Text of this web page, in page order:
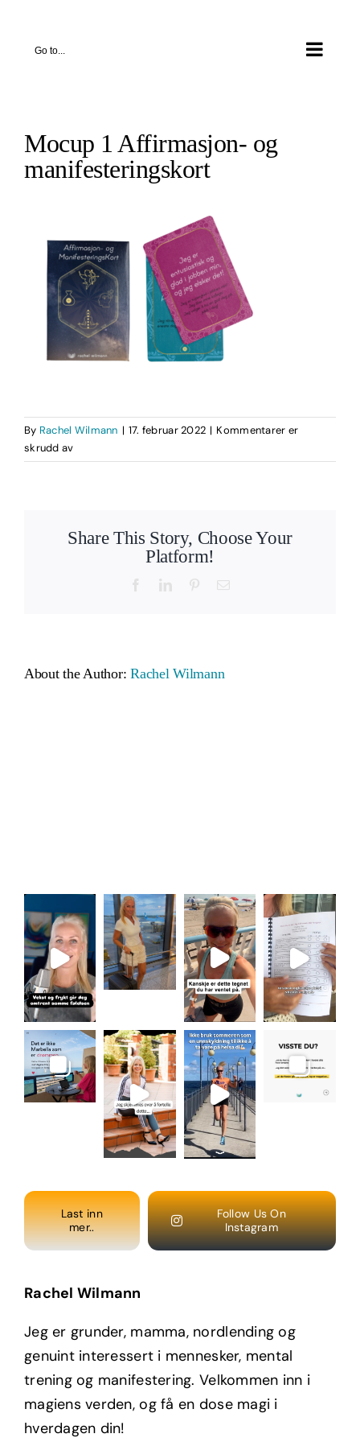
content
Go to...
Mocup 1 Affirmasjon- og
manifesteringskort
By Rachel Wilmann | 17. februar 2022 | Kommentarer er
skrudd avfor
Mocup
manifesteringskort
Share This Story, Choose Your
Platform!
FacebookLinkedInPinterestEmail
About the Author:Rachel Wilmann
Last inn
mer..
Follow Us On
Instagram
Rachel Wilmann
Jeg er grunder, mamma, nordlending og
genuint interessert i mennesker, mental
trening og manifestering. Velkommen inn i
magiens verden, og få en dose magi i
hverdagen din!